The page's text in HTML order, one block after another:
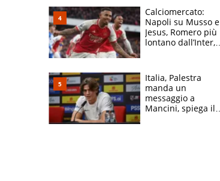
B. Rune verso la
rinuncia
Calciomercato:
Napoli su Musso e
Jesus, Romero più
lontano dall’Inter,
tabellone
Italia, Palestra
manda un
messaggio a
Mancini, spiega il